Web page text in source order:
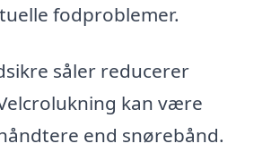
fodproblemer.
såler reducerer
kan være
end snørebånd.